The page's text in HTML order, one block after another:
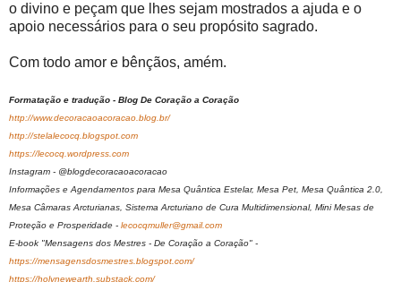
o divino e peçam que lhes sejam mostrados a ajuda e o
apoio necessários para o seu propósito sagrado.
Com todo amor e bênçãos, amém.
Formatação e tradução - Blog De Coração a Coração
http://www.decoracaoacoracao.blog.br/
http://stelalecocq.blogspot.com
https://lecocq.wordpress.com
Instagram - @blogdecoracaoacoracao
Informações e Agendamentos para Mesa Quântica Estelar, Mesa Pet, Mesa Quântica 2.0,
Mesa Câmaras Arcturianas, Sistema Arcturiano de Cura Multidimensional, Mini Mesas de
Proteção e Prosperidade - lecocqmuller@gmail.com
E-book "Mensagens dos Mestres - De Coração a Coração" -
https://mensagensdosmestres.blogspot.com/
https://holynewearth.substack.com/